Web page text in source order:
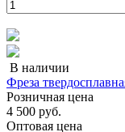
В наличии
Фреза
Розничная цена
4 500 руб.
Оптовая цена